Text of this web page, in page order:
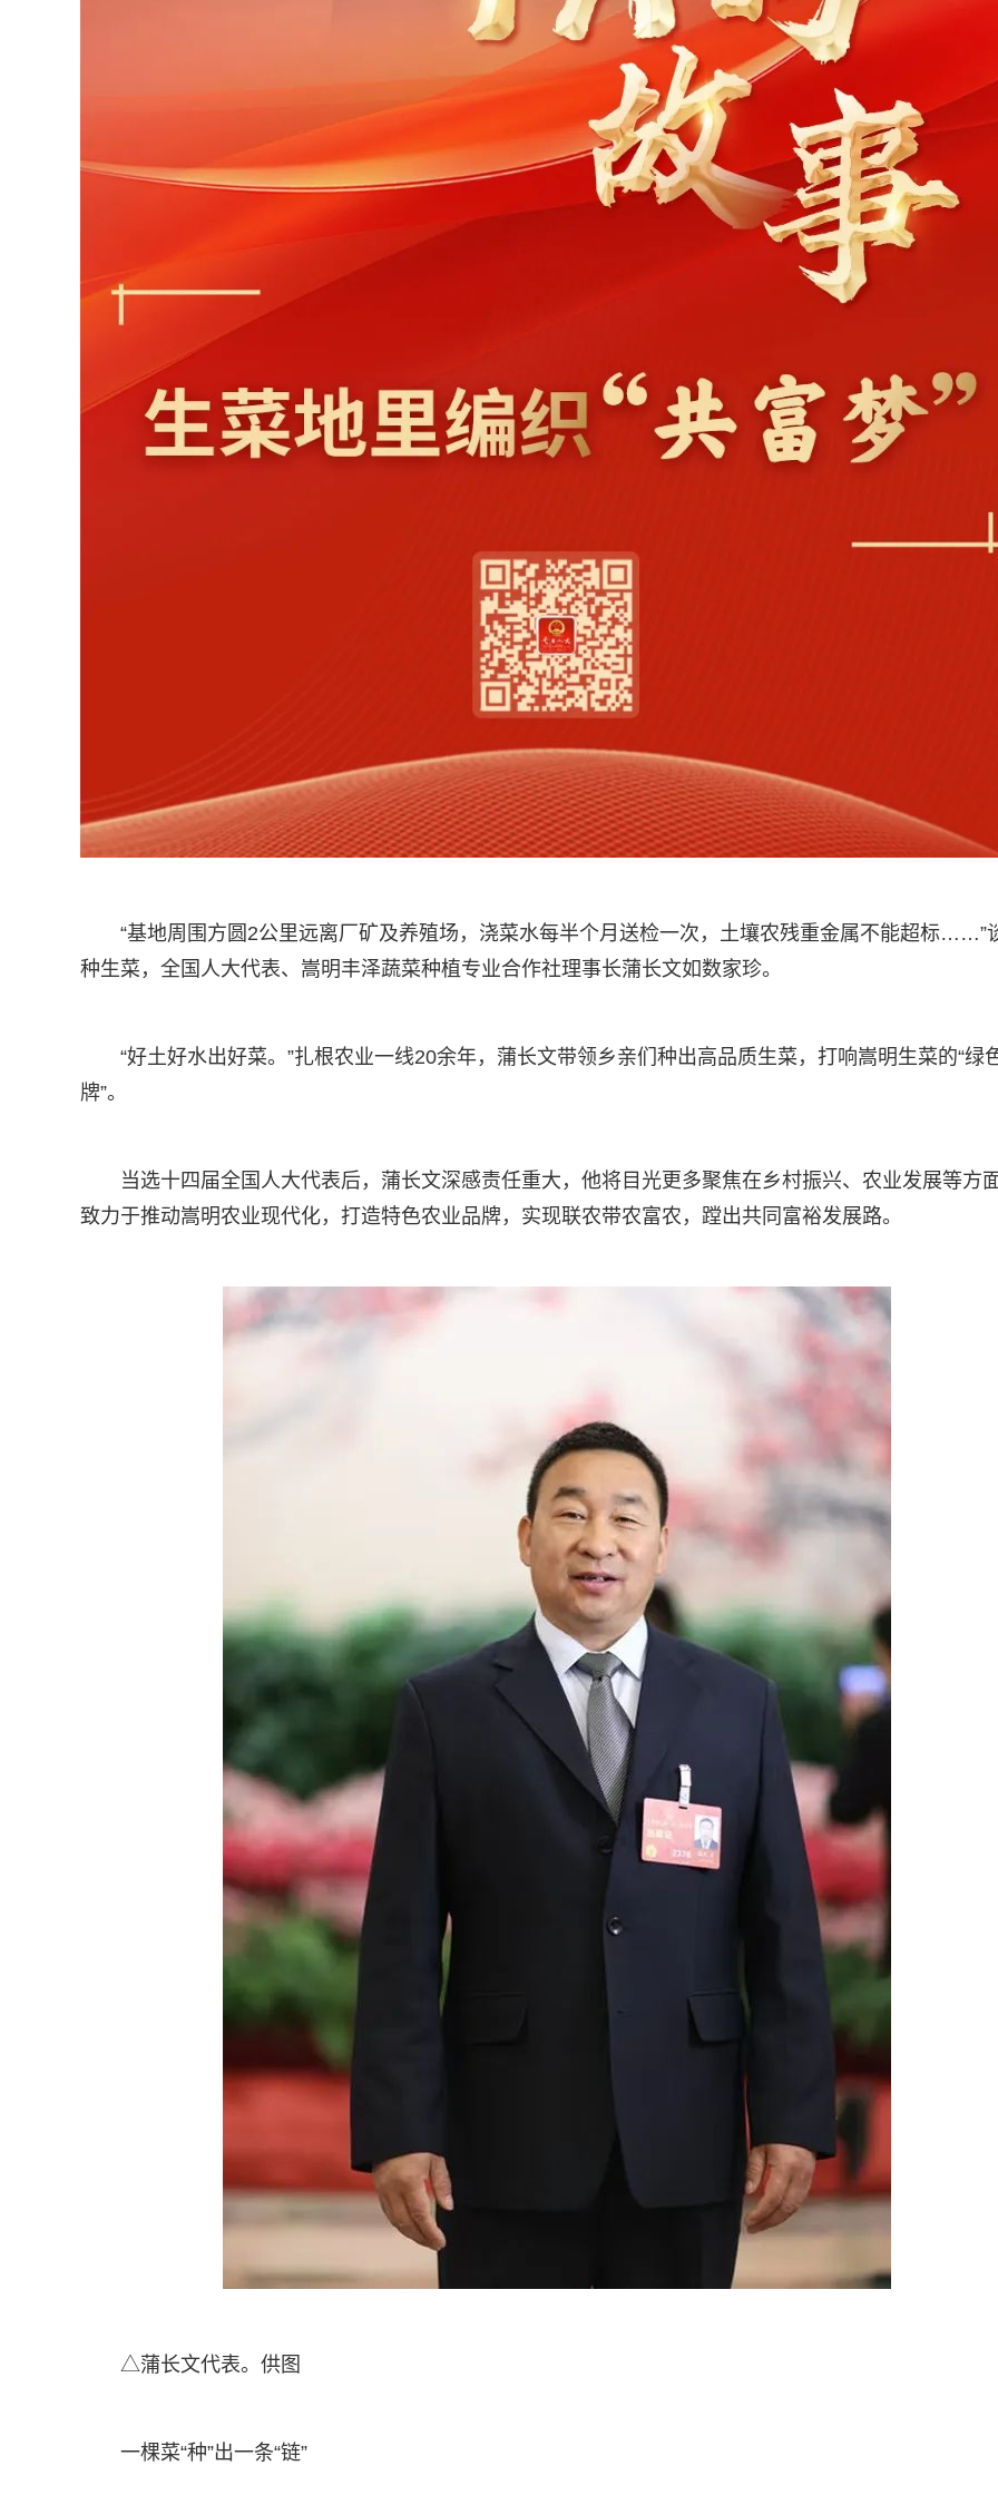
“基地周围方圆2公里远离厂矿及养殖场，浇菜水每半个月送检一次，土壤农残重金属不能超标……”
种生菜，全国人大代表、嵩明丰泽蔬菜种植专业合作社理事长蒲长文如数家珍。
“好土好水出好菜。”扎根农业一线20余年，蒲长文带领乡亲们种出高品质生菜，打响嵩明生菜的“绿
牌”。
当选十四届全国人大代表后，蒲长文深感责任重大，他将目光更多聚焦在乡村振兴、农业发展等方
致力于推动嵩明农业现代化，打造特色农业品牌，实现联农带农富农，蹚出共同富裕发展路。
△蒲长文代表。供图
一棵菜“种”出一条“链”